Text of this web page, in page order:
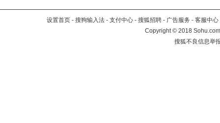
设置首页 - 搜狗输入法 - 支付中心 - 搜狐招聘 - 广告服务 - 客服中心
Copyright©2018
搜狐不良信息举